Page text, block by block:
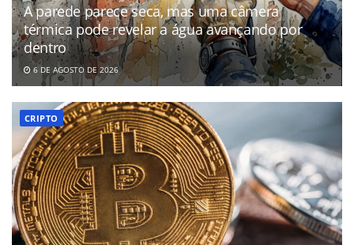
A parede parece seca, mas uma câmera
térmica pode revelar a água avançando por
dentro
6 DE AGOSTO DE 2026
CRIPTO